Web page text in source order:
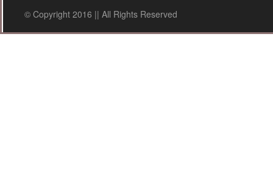
© Copyright 2016 || All Rights Reserved